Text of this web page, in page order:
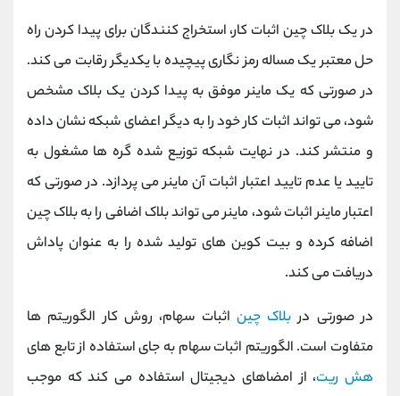
در یک بلاک چین اثبات کار، استخراج کنندگان برای پیدا کردن راه
حل معتبر یک مساله رمز نگاری پیچیده با یکدیگر رقابت می کند.
در صورتی که یک ماینر موفق به پیدا کردن یک بلاک مشخص
شود، می تواند اثبات کار خود را به دیگر اعضای شبکه نشان داده
و منتشر کند. در نهایت شبکه توزیع شده گره ها مشغول به
تایید یا عدم تایید اعتبار اثبات آن ماینر می پردازد. در صورتی که
اعتبار ماینر اثبات شود، ماینر می تواند بلاک اضافی را به بلاک چین
اضافه کرده و بیت کوین های تولید شده را به عنوان پاداش
دریافت می کند.
در صورتی در بلاک چین اثبات سهام، روش کار الگوریتم ها
متفاوت است. الگوریتم اثبات سهام به جای استفاده از تابع های
هش ریت، از امضاهای دیجیتال استفاده می کند که موجب